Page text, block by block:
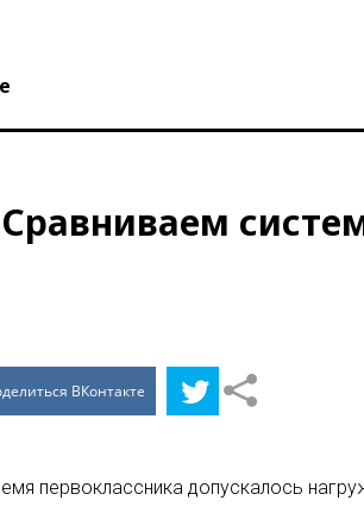
ВКонтакте
первоклассника допускалось